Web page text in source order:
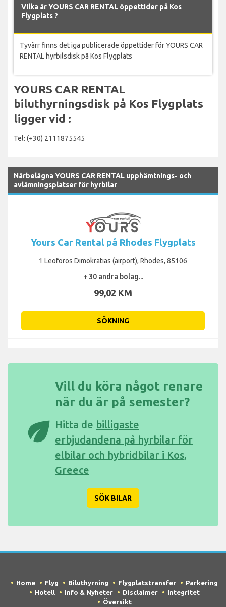
Vilka är YOURS CAR RENTAL öppettider på Kos
Flygplats ?
Tyvärr finns det iga publicerade öppettider för YOURS CAR
RENTAL hyrbilsdisk på Kos Flygplats
YOURS CAR RENTAL
biluthyrningsdisk på Kos Flygplats
ligger vid :
Tel: (+30) 2111875545
Närbelägna YOURS CAR RENTAL upphämtnings- och
avlämningsplatser för hyrbilar
Yours Car Rental på Rhodes Flygplats
1 Leoforos Dimokratias (airport), Rhodes, 85106
+ 30 andra bolag...
99,02 KM
SÖKNING
eco
Vill du köra något renare
när du är på semester?
Hitta de billigaste
erbjudandena på hyrbilar för
elbilar och hybridbilar i Kos,
Greece
SÖK BILAR
Home Flyg Biluthyrning Flygplatstransfer
Parkering
Hotell
Info & Nyheter Disclaimer
Integritet
Översikt